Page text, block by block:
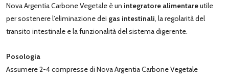
Nova Argentia Carbone Vegetale è un integratore alimentareutile
per sostenere l’eliminazione dei gas intestinali, la regolarità del
transito intestinale e la funzionalità del sistema digerente.
Posologia
Assumere 2-4 compresse di Nova Argentia Carbone Vegetale